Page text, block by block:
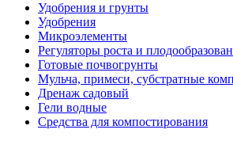
Удобрения и грунты
Удобрения
Микроэлементы
Регуляторы роста и
Готовые почвогрунты
Мульча, примеси, субстратные
Дренаж садовый
Гели водные
Средства для компостирования